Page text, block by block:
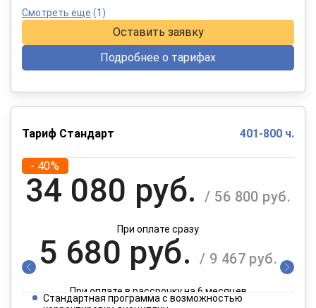
Смотреть еще (1)
Оставить заявку
Подробнее о тарифах
Тариф Стандарт 401-800 ч.
- 40%
34 080 руб. / 56 800 руб.
При оплате сразу
5 680 руб. / 9 467 руб.
При оплате в рассрочку на 6 месяцев
Стандартная программа с возможностью